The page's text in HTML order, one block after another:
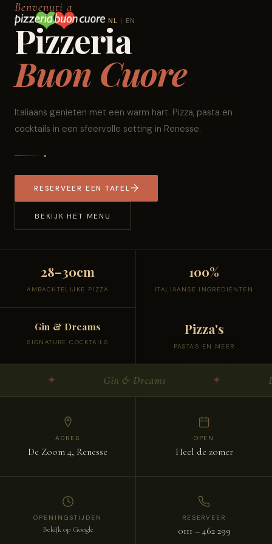
NL | EN
Benvenuti a
Pizzeria
Buon Cuore
Italiaans genieten met een warm hart. Pizza, pasta en
cocktails in een sfeervolle setting in Renesse.
RESERVEER EEN TAFEL
BEKIJK HET MENU
28–30cm
AMBACHTELIJKE PIZZA
100%
ITALIAANSE INGREDIËNTEN
Gin & Dreams
SIGNATURE COCKTAILS
Pizza's
PASTA'S EN MEER
Gin & Dreams
ADRES
De Zoom 4, Renesse
OPEN
Heel de zomer
OPENINGSTIJDEN
Bekijk op Google
RESERVEER
0111 – 462 299